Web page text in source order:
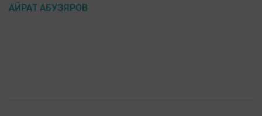
АЙРАТ АБУЗЯРОВ